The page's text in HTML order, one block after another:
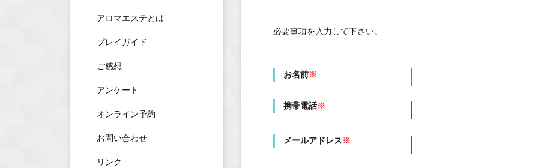
必要事項を入力して下さい。
お名前※
携帯電話※
メールアドレス※
アロマエステとは
プレイガイド
ご感想
アンケート
オンライン予約
お問い合わせ
リンク